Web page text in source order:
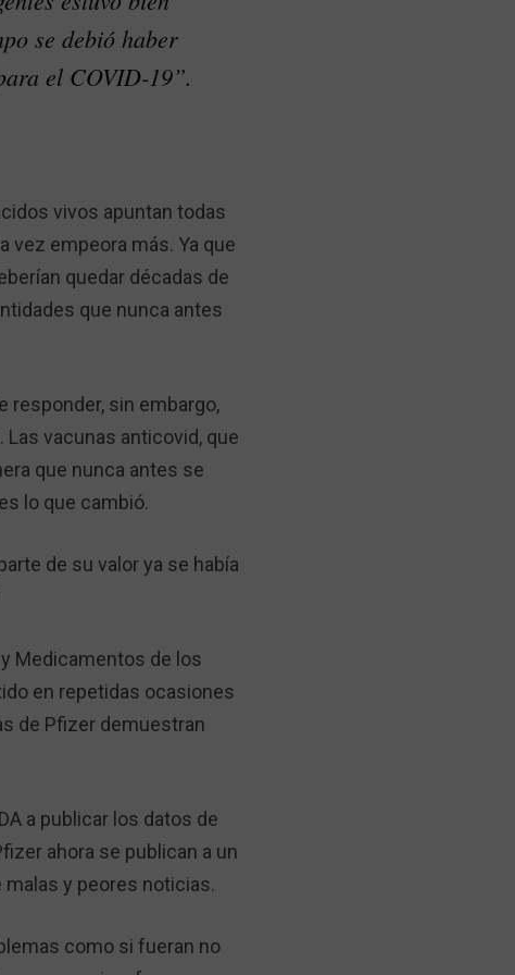
se debió haber
el COVID-19”.
vivos apuntan todas
vez empeora más. Ya que
quedar décadas de
que nunca antes
responder, sin embargo,
vacunas anticovid, que
que nunca antes se
lo que cambió.
de su valor ya se había
Medicamentos de los
en repetidas ocasiones
de Pfizer demuestran
a publicar los datos de
ahora se publican a un
y peores noticias.
como si fueran no